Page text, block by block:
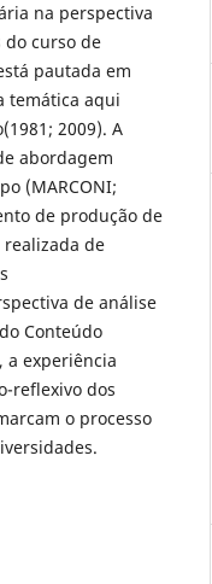
na perspectiva
do curso de
pautada em
temática aqui
2009). A
abordagem
(MARCONI;
de produção de
de
de análise
Conteúdo
a experiência
reflexivo dos
o processo